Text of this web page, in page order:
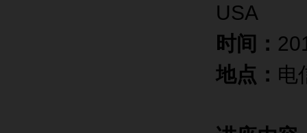
USA
时间：
地点： 电